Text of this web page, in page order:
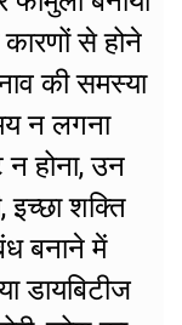
से होने
की समस्या
न लगना
न होना, उन
इच्छा शक्ति
बनाने में
डायबिटीज